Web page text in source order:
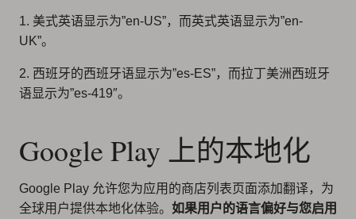
1. 美式英语显示为”en-US”，而英式英语显示为”en-
UK”。
2. 西班牙的西班牙语显示为”es-ES”，而拉丁美洲西班牙
语显示为”es-419″。
Google Play 上的本地化
Google Play 允许您为应用的商店列表页面添加翻译，为
全球用户提供本地化体验。 如果用户的语言偏好与您启用